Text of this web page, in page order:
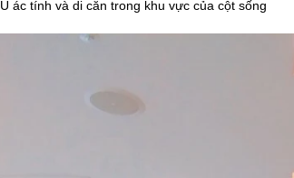
U ác tính và di căn trong khu vực của cột sống